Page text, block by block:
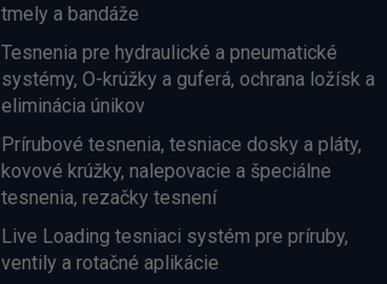
tmely a bandáže
Tesnenia pre hydraulické a pneumatické
systémy, O-krúžky a guferá, ochrana ložísk a
eliminácia únikov
Prírubové tesnenia, tesniace dosky a pláty,
kovové krúžky, nalepovacie a špeciálne
tesnenia, rezačky tesnení
Live Loading tesniaci systém pre príruby,
ventily a rotačné aplikácie